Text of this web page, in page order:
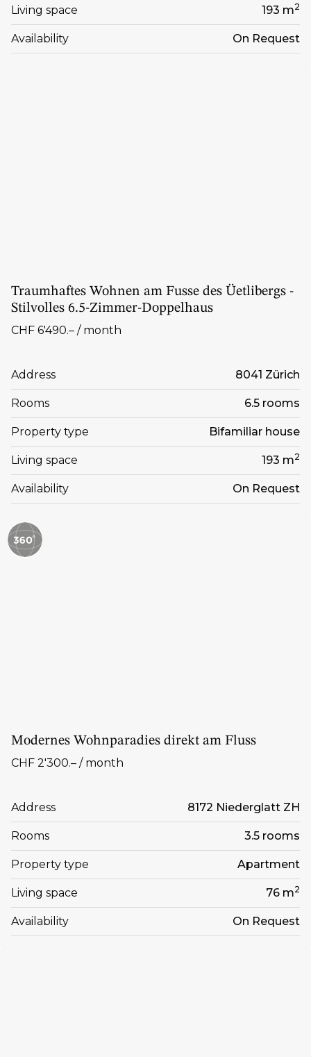
Living space 193 m2
Availability On Request
Traumhaftes Wohnen am Fusse des Üetlibergs -
Stilvolles 6.5-Zimmer-Doppelhaus
CHF 6'490.– / month
Address 8041 Zürich
Rooms 6.5 rooms
Property type Bifamiliar house
Living space 193 m2
Availability On Request
Modernes Wohnparadies direkt am Fluss
CHF 2'300.– / month
Address 8172 Niederglatt ZH
Rooms 3.5 rooms
Property type Apartment
Living space 76 m2
Availability On Request